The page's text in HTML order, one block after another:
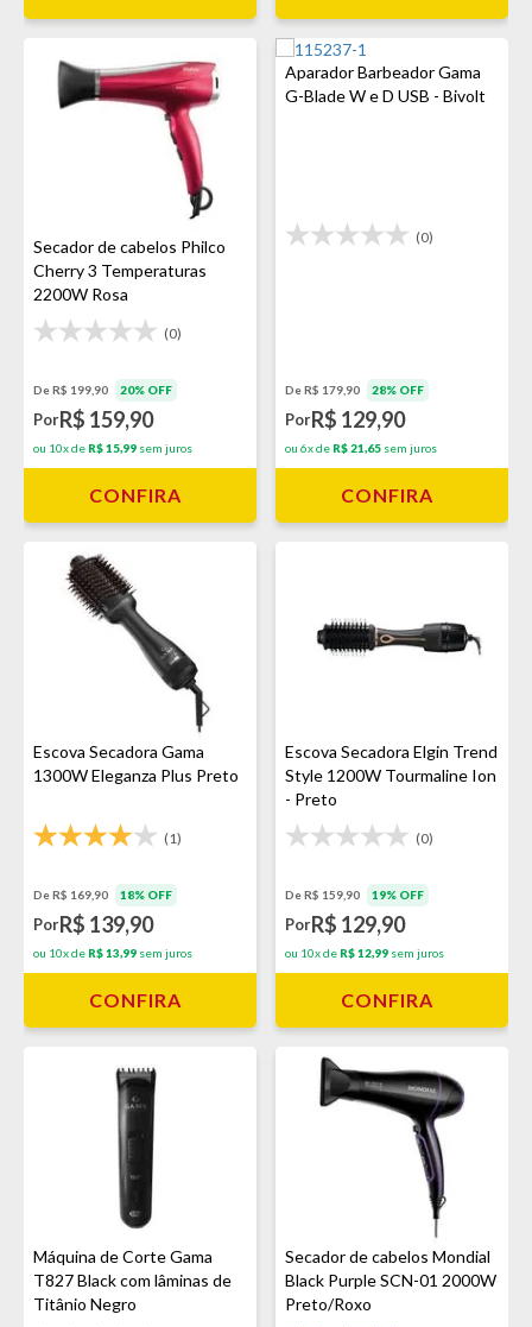
Secador de cabelos Philco
Cherry 3 Temperaturas
2200W Rosa
(0)
De R$ 199,90 20% OFF
PorR$ 159,90
ou 10x de R$ 15,99 sem juros
CONFIRA
Aparador Barbeador Gama
G-Blade W e D USB - Bivolt
(0)
De R$ 179,90 28% OFF
PorR$ 129,90
ou 6x de R$ 21,65 sem juros
CONFIRA
Escova Secadora Gama
1300W Eleganza Plus Preto
(1)
De R$ 169,90 18% OFF
PorR$ 139,90
ou 10x de R$ 13,99 sem juros
CONFIRA
Escova Secadora Elgin Trend
Style 1200W Tourmaline Ion
- Preto
(0)
De R$ 159,90 19% OFF
PorR$ 129,90
ou 10x de R$ 12,99 sem juros
CONFIRA
Máquina de Corte Gama
T827 Black com lâminas de
Titânio Negro
Secador de cabelos Mondial
Black Purple SCN-01 2000W
Preto/Roxo